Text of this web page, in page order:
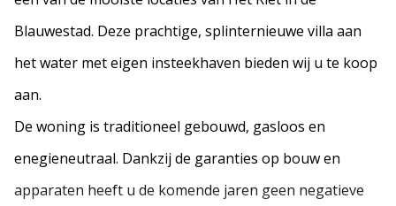
Blauwestad. Deze prachtige, splinternieuwe villa aan
het water met eigen insteekhaven bieden wij u te koop
aan.
De woning is traditioneel gebouwd, gasloos en
enegieneutraal. Dankzij de garanties op bouw en
apparaten heeft u de komende jaren geen negatieve